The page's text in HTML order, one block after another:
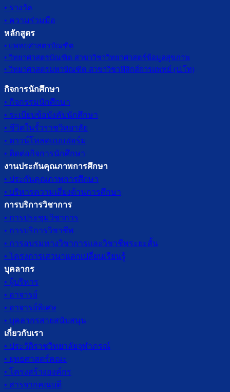
• รางวัล
• ความร่วมมือ
หลักสูตร
• แพทยศาสตรบัณฑิต
• วิทยาศาสตรบัณฑิต สาขาวิชาวิทยาศาสตร์ข้อมูลสุขภาพ
• วิทยาศาสตรมหาบัณฑิต สาขาวิชาฟิสิกส์การแพทย์ (ป.โท)
กิจการนักศึกษา
• กิจกรรมนักศึกษา
• ระเบียบข้อบังคับนักศึกษา
• ชีวิตในรั้วราชวิทยาลัย
• ดาวน์โหลดแบบฟอร์ม
• ติดต่อกิจการนักศึกษา
งานประกันคุณภาพการศึกษา
• ประกันคุณภาพการศึกษา
• บริหารความเสี่ยงด้านการศึกษา
การบริการวิชาการ
• การประชุมวิชาการ
• การบริการวิชาชีพ
• การอบรมทางวิชาการและวิชาชีพระยะสั้น
• โครงการเสวนาแลกเปลี่ยนเรียนรู้
บุคลากร
• ผู้บริหาร
• อาจารย์
• อาจารย์พิเศษ
• บุคลากรสายสนับสนุน
เกี่ยวกับเรา
• ประวัติราชวิทยาลัยจุฬาภรณ์
• ยุทธศาสตร์คณะ
• โครงสร้างองค์กร
• สารจากคณบดี